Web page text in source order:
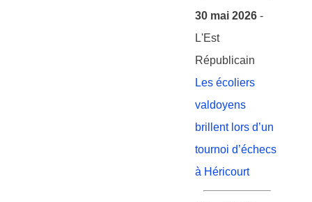
30 mai 2026 -
L'Est
Républicain
Les écoliers
valdoyens
brillent lors d’un
tournoi d’échecs
à Héricourt